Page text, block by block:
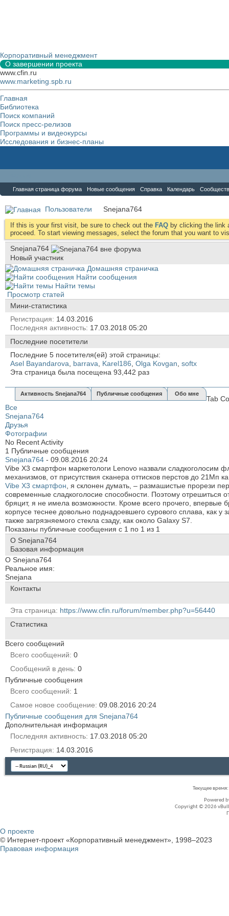
Корпоративный менеджмент
О завершении проекта
www.cfin.ru
www.marketing.spb.ru
Главная
Библиотека
Поиск компаний
Поиск пресс-релизов
Программы и видеокурсы
Исследования и бизнес-планы
Главная страница форума Новые сообщения Справка Календарь
Пользователи Snejana764
If this is your first visit, be sure to check out the FAQ by clicking the link
proceed. To start viewing messages, select the forum that you want to
Snejana764
Новый участник
Домашняя страничка
Найти сообщения
Найти темы
Просмотр статей
Мини-статистика
Регистрация
14.03.2016
Последняя активность 17.03.2018 05:20
Последние посетители
Последние 5 посетителя(ей) этой страницы:
Asel Bayandarova
barrava Karel186 Olga Kovgan softx
Эта страница была посещена 93,442 раз
Активность Snejana764 Публичные сообщения Обо мне
Tab
Все
Snejana764
Друзья
Фотографии
No Recent Activity
1 Публичные сообщения
Snejana764 - 09.08.2016 20:24
Vibe X3 смартфон маркетологи Lenovo назвали
механизмов, от присутствия сканера оттисков перстов до
Vibe X3 смартфон , я склонен думать, – размашистые прорези
современные сладкоголосие способности. Поэтому отрешиться
бряцит, я не имела возможности. Кроме всего прочего, впервые
корпусе теснее довольно поднадоевшего сурового сплава, как
также загрязняемого стекла сзаду, как около Galaxy S7.
Показаны публичные сообщения с 1 по 1 из 1
О Snejana764
Базовая информация
О Snejana764
Реальное имя:
Snejana
Контакты
Эта страница
https://www.cfin.ru/forum/member.php?u=56440
Статистика
Всего сообщений
Всего сообщений 0
Сообщений в день 0
Публичные сообщения
Всего сообщений
1
Самое новое сообщение 09.08.2016 20:24
Публичные сообщения для Snejana764
Дополнительная информация
Последняя активность 17.03.2018 05:20
Регистрация
14.03.2016
Текущее время:
Powered
Copyright © 2026
О проекте
© Интернет-проект «Корпоративный менеджмент», 1998–2023
Правовая информация